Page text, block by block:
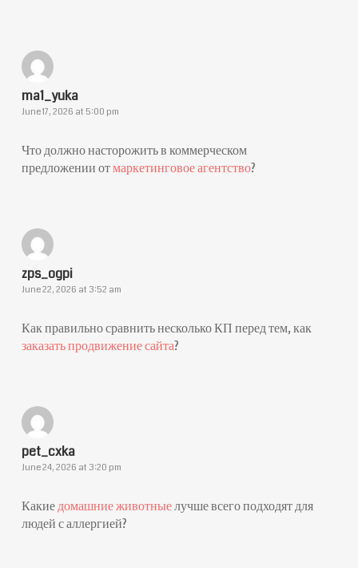
ma1_yuka
June 17, 2026 at 5:00 pm
Что должно насторожить в коммерческом
предложении отмаркетинговое агентство?
zps_ogpi
June 22, 2026 at 3:52 am
Как правильно сравнить несколько КП перед тем, как
заказать продвижение сайта?
pet_cxka
June 24, 2026 at 3:20 pm
Какиедомашние животныелучше всего подходят для
людей с аллергией?